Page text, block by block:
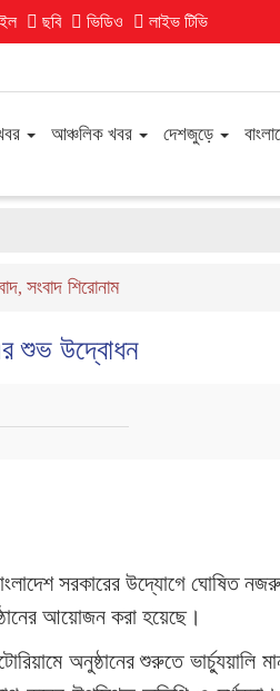
ছবি ভিডিও লাইভ টিভি
আঞ্চলিক খবর দেশজুড়ে
, সংবাদ শিরোনাম
শুভ উদ্বোধন
বাংলাদেশ সরকারের উদ্যোগে ঘোষিত
আয়োজন করা হয়েছে।
অনুষ্ঠানের শুরুতে ভার্চ্যুয়ালি